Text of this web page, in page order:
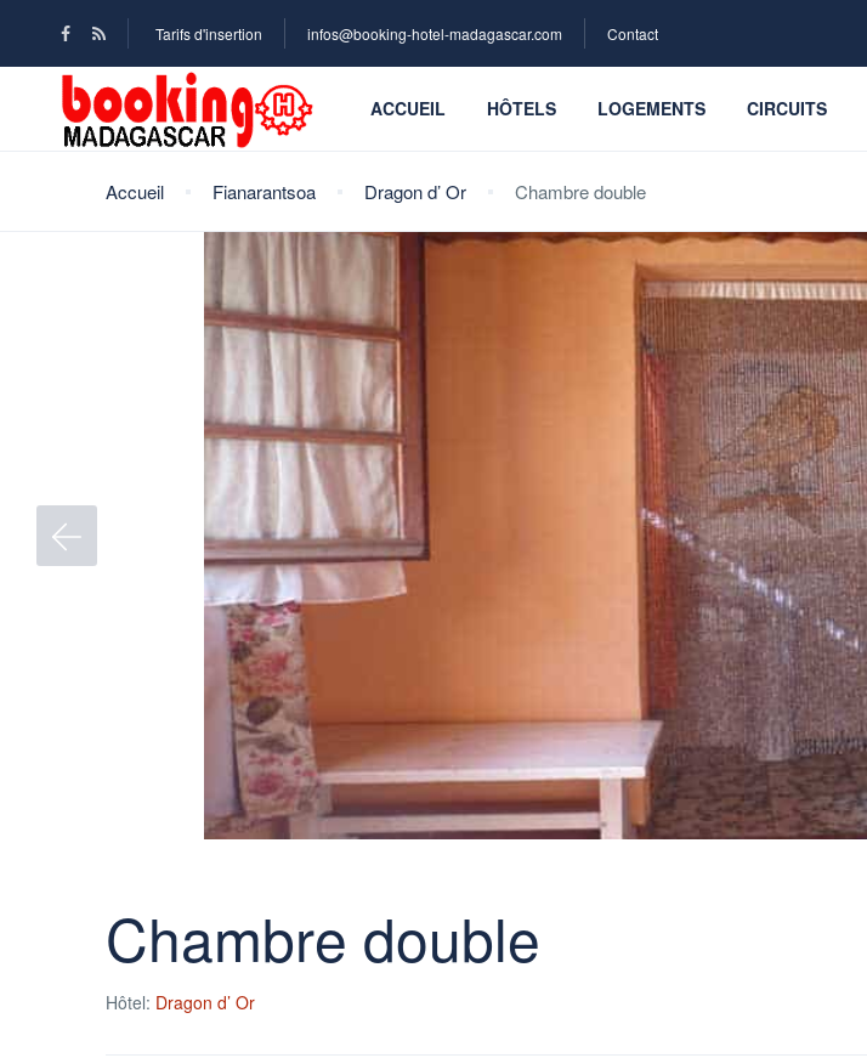
Tarifs d'insertion infos@booking-hotel-madagascar.com Contact
ACCUEIL HÔTELS LOGEMENTS CIRCUITS
Accueil Fianarantsoa Dragon d’ Or Chambre double
Chambre double
Hôtel: Dragon d’ Or